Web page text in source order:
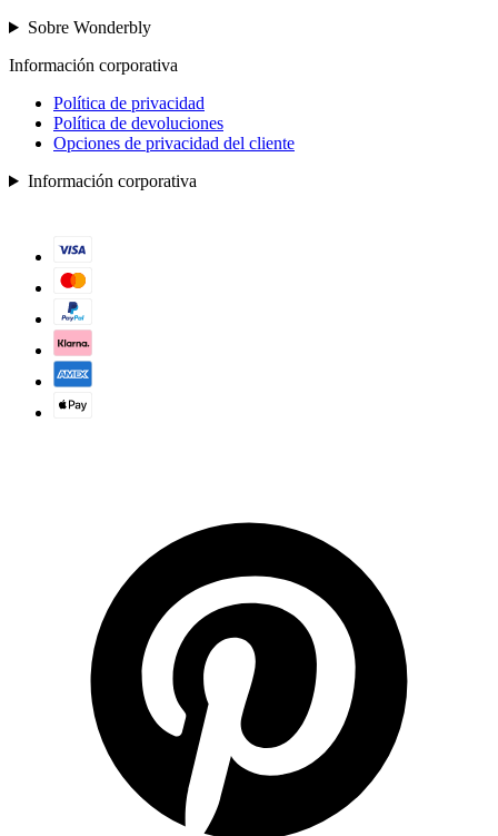
Sobre Wonderbly
Información corporativa
Política de privacidad
Política de devoluciones
Opciones de privacidad del cliente
Información corporativa